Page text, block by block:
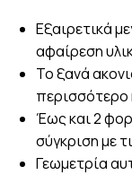
Εξαιρετικά
αφαίρεση
Το ξανά
περισσότερο
Έως και 2
σύγκριση με
Γεωμετρία